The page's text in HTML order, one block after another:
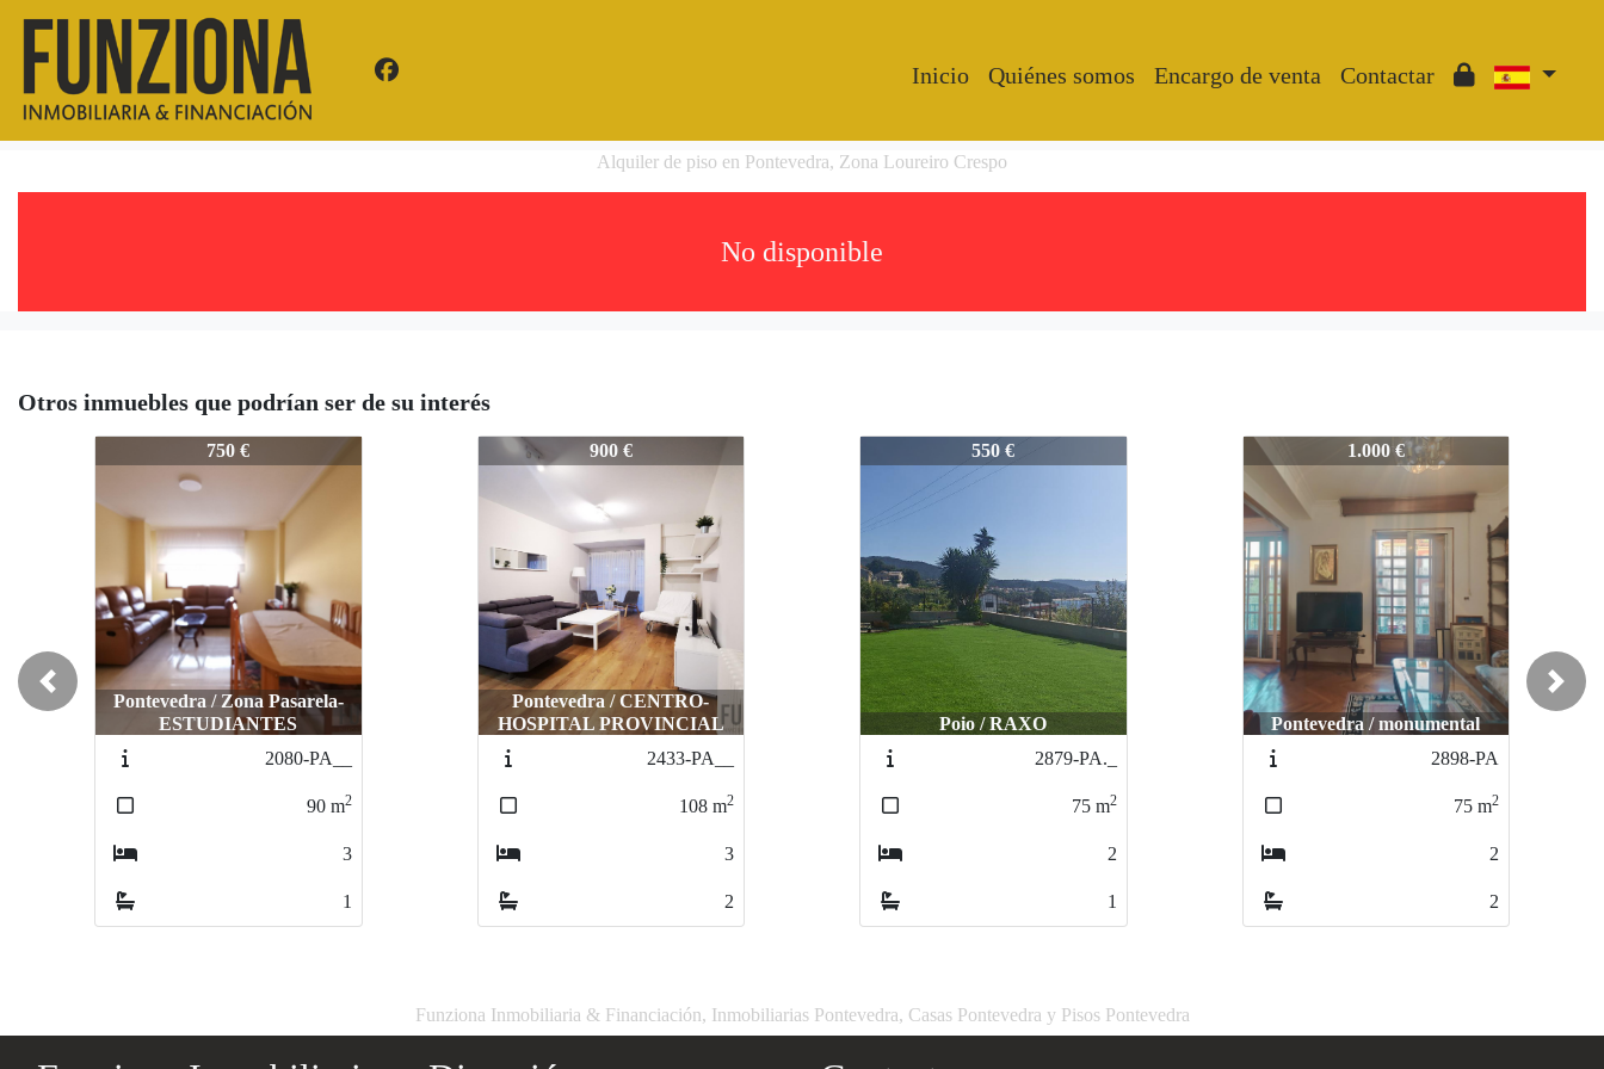
Inicio Quiénes somos Encargo de venta Contactar
Alquiler de piso en Pontevedra, Zona Loureiro Crespo
No disponible
Otros inmuebles que podrían ser de su interés
750 €
Pontevedra / Zona Pasarela-
ESTUDIANTES
2080-PA__
90 m2
3
1
2270-PA_ 900 €
Pontevedra / CENTRO-
HOSPITAL PROVINCIAL
2433-PA__
108 m2
3
2
550 €
Poio / RAXO
2879-PA._
75 m2
2
1
2270-PA_ 1.000 €
Pontevedra / monumental
2898-PA
75 m2
2
2
Previous Next
Funziona Inmobiliaria & Financiación, Inmobiliarias Pontevedra, Casas Pontevedra y Pisos Pontevedra